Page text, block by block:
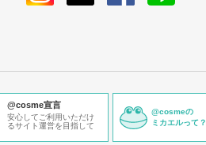
@cosme宣言
安心してご利用いただけ
るサイト運営を目指して
@cosmeの
ミカエルって？